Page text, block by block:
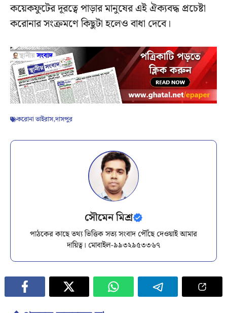
কয়েকফুটের দূরত্বে পাড়ার মানুষের এই ঐক্যবদ্ধ প্রচেষ্টা
করোনার সংক্রমণে কিছুটা হলেও বাধা দেবে।
করোনা ভাইরাস,দাসপুর
সৌমেন মিশ্র
পাঠকের কাছে তথ্য ভিত্তিক সত্য সংবাদ পৌঁছে দেওয়াই আমার
দায়িত্ব। মোবাইল-৯৯৩২৯৫৩৩৬৭